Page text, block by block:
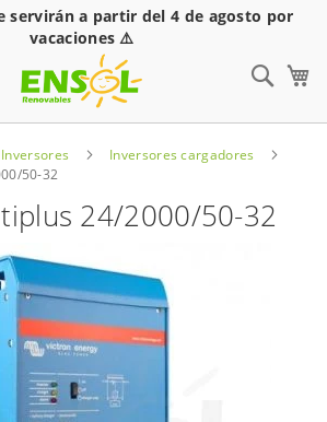
servirán a partir del 4 de agosto por
vacaciones ⚠️
Inversores
Inversores cargadores
50-32
24/2000/50-32